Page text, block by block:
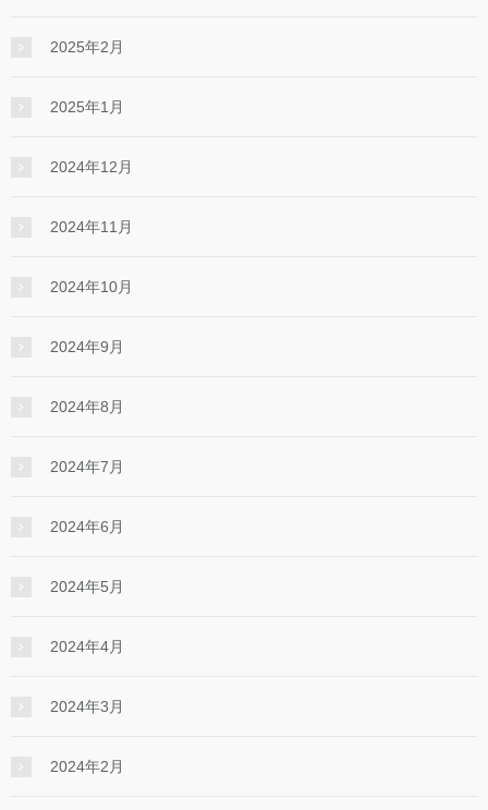
2025年2月
2025年1月
2024年12月
2024年11月
2024年10月
2024年9月
2024年8月
2024年7月
2024年6月
2024年5月
2024年4月
2024年3月
2024年2月